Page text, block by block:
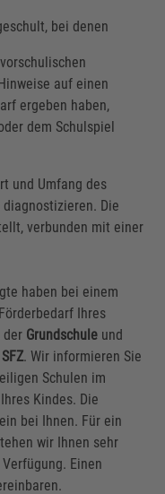
bei denen
auf einen
ergeben haben,
dem Schulspiel
und Umfang des
diagnostizieren. Die
verbunden mit einer
haben bei einem
Ihres
der Grundschule und
. Wir informieren Sie
Schulen im
Kindes. Die
bei Ihnen. Für ein
wir Ihnen sehr
Einen